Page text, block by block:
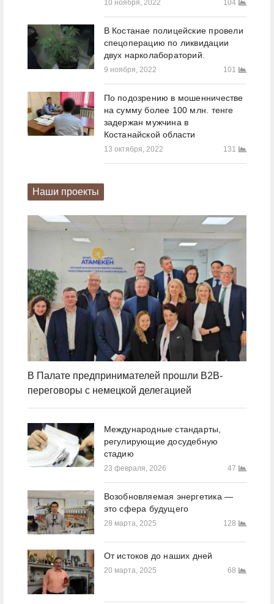
10 ноября, 2022 104
В Костанае полицейские провели
спецоперацию по ликвидации
двух нарколабораторий.
9 ноября, 2022 101
По подозрению в мошенничестве
на сумму более 100 млн. тенге
задержан мужчина в
Костанайской области
13 октября, 2022 131
Наши проекты
В Палате предпринимателей прошли B2B-
переговоры с немецкой делегацией
Международные стандарты,
регулирующие досудебную
стадию
23 февраля, 2026 47
Возобновляемая энергетика —
это сфера будущего
28 марта, 2025 128
От истоков до наших дней
20 марта, 2025 68